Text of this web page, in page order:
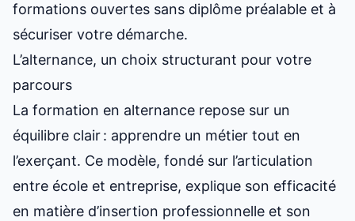
formations ouvertes sans diplôme préalable et à
sécuriser votre démarche.
L’alternance, un choix structurant pour votre
parcours
La formation en alternance repose sur un
équilibre clair : apprendre un métier tout en
l’exerçant. Ce modèle, fondé sur l’articulation
entre école et entreprise, explique son efficacité
en matière d’insertion professionnelle et son